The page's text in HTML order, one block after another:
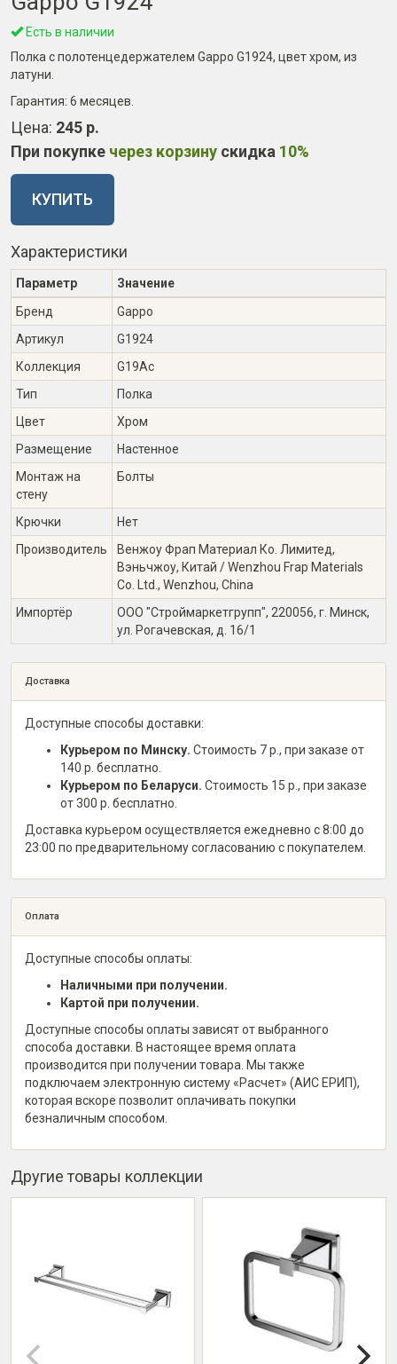
Есть в наличии
Полка с полотенцедержателем Gappo G1924, цвет хром, из
латуни.
Гарантия: 6 месяцев
Цена: 245 р.
При покупке через корзину скидка 10%
КУПИТЬ
Характеристики
Параметр
Значение
Бренд
Gappo
Артикул
G1924
Коллекция
G19Ac
Тип
Полка
Цвет
Хром
Размещение
Настенное
Монтаж на
стену
Болты
Крючки
Нет
Производитель
Венжоу Фрап Материал Ко. Лимитед,
Вэньчжоу, Китай / Wenzhou Frap Materials
Co. Ltd., Wenzhou, China
Импортёр
ООО "Строймаркетгрупп", 220056, г. Минск,
ул. Рогачевская, д. 16/1
Доставка
Доступные способы доставки:
Курьером по Минску. Стоимость 7 р., при заказе от
140 р. бесплатно.
Курьером по Беларуси. Стоимость 15 р., при заказе
от 300 р. бесплатно.
Доставка курьером осуществляется ежедневно с 8:00 до
23:00 по предварительному согласованию с покупателем.
Оплата
Доступные способы оплаты:
Наличными при получении.
Картой при получении.
Доступные способы оплаты зависят от выбранного
способа доставки. В настоящее время оплата
производится при получении товара. Мы также
подключаем электронную систему «Расчет» (АИС ЕРИП),
которая вскоре позволит оплачивать покупки
безналичным способом.
Другие товары коллекции